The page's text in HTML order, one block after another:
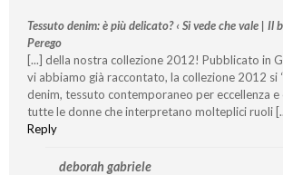
Tessuto denim: è più delicato? ‹ Si vede che vale | Il
Perego
[...] della nostra collezione 2012! Pubblicato in
vi abbiamo già raccontato, la collezione 2012 si
denim, tessuto contemporaneo per eccellenza e
tutte le donne che interpretano molteplici ruoli
Reply
deborah gabriele